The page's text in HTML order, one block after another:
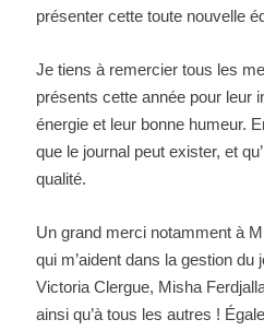
présenter cette toute nouvelle
Je tiens à remercier tous les
présents cette année pour leur
énergie et leur bonne humeur.
que le journal peut exister, et
qualité.
Un grand merci notamment à
qui m’aident dans la gestion du
Victoria Clergue, Misha
ainsi qu’à tous les autres !